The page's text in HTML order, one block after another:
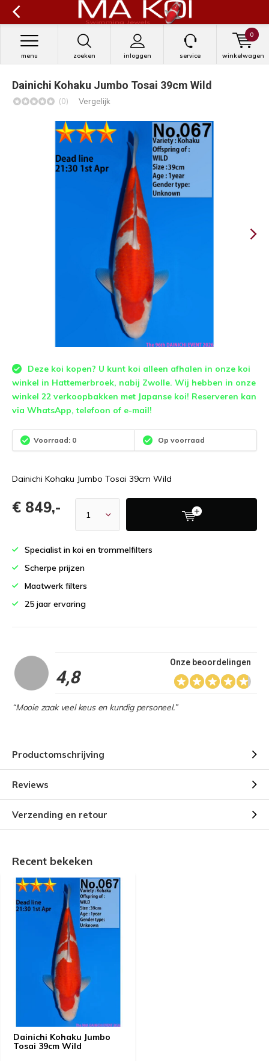
zoeken inloggen
menu service winkelwagen
0
Dainichi Kohaku Jumbo Tosai 39cm Wild
(0) Vergelijk
Deze koi kopen? U kunt koi alleen afhalen in onze koi
winkel in Hattemerbroek, nabij Zwolle. Wij hebben in onze
winkel 22 verkoopbakken met Japanse koi! Reserveren kan
via WhatsApp, telefoon of e-mail!
Voorraad: 0 Op voorraad
Dainichi Kohaku Jumbo Tosai 39cm Wild
€ 849,-
Specialist in koi en trommelfilters
Scherpe prijzen
Maatwerk filters
25 jaar ervaring
4,8
Onze beoordelingen
“Mooie zaak veel keus en kundig personeel.”
Productomschrijving
Reviews
Verzending en retour
Recent bekeken
Dainichi Kohaku Jumbo
Tosai 39cm Wild